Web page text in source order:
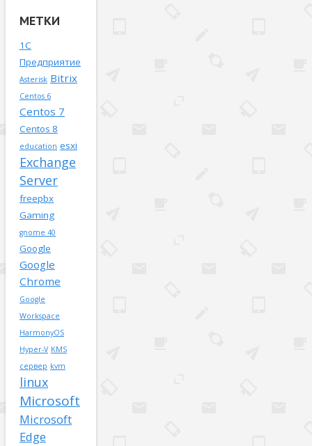
МЕТКИ
1С
Предприятие
Asterisk Bitrix
Centos 6
Centos 7
Centos 8
education esxi
Exchange
Server
freepbx
Gaming
gnome 40
Google
Google
Chrome
Google
Workspace
HarmonyOS
Hyper-V KMS
сервер kvm
linux
Microsoft
Microsoft
Edge